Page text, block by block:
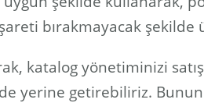
bırakmayacak
katalog yönetiminizi
yerine getirebiliriz.